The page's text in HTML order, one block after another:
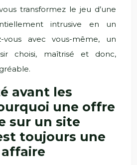
transformez le jeu d’une
intrusive en un
vous avec vous-même, un
choisi, maîtrisé et donc,
avant les
une offre
sur un site
toujours une